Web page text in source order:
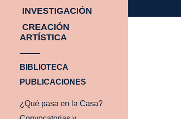
INVESTIGACIÓN
CREACIÓN
ARTÍSTICA
BIBLIOTECA
PUBLICACIONES
¿Qué pasa en la Casa?